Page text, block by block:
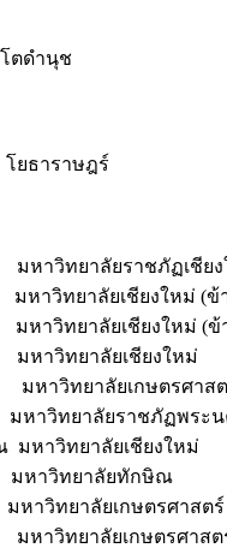
โตดำนุช
โยธาราษฎร์
ทยาลัยราชภัฏเชียงใ
าวิทยาลัยเชียงใหม่ (ข้
วิทยาลัยเชียงใหม่ (ข้
หาวิทยาลัยเชียงใหม่
หาวิทยาลัยเกษตรศาส
าวิทยาลัยราชภัฏพระน
มหาวิทยาลัยเชียงใหม่
าวิทยาลัยทักษิณ
วิทยาลัยเกษตรศาสตร์
หาวิทยาลัยเกษตรศาสต